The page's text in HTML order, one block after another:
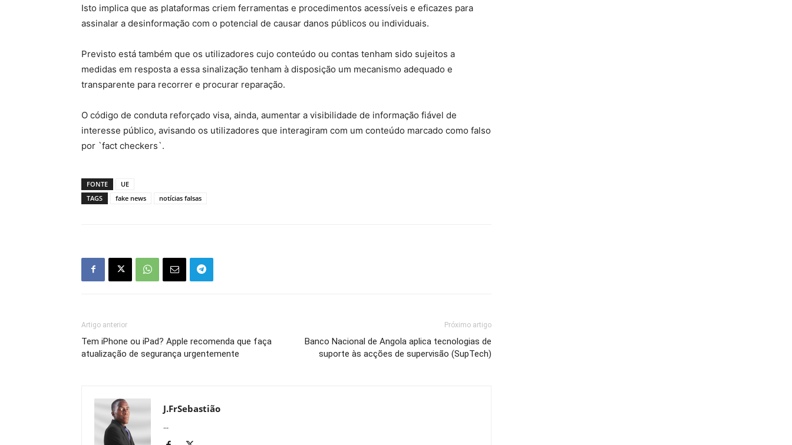
Isto implica que as plataformas criem ferramentas e procedimentos acessíveis e eficazes para
assinalar a desinformação com o potencial de causar danos públicos ou individuais.
Previsto está também que os utilizadores cujo conteúdo ou contas tenham sido sujeitos a
medidas em resposta a essa sinalização tenham à disposição um mecanismo adequado e
transparente para recorrer e procurar reparação.
O código de conduta reforçado visa, ainda, aumentar a visibilidade de informação fiável de
interesse público, avisando os utilizadores que interagiram com um conteúdo marcado como falso
por `fact checkers`.
FONTE
UE
TAGS
fake news notícias falsas
Artigo anterior
Tem iPhone ou iPad? Apple recomenda que faça
atualização de segurança urgentemente
Próximo artigo
Banco Nacional de Angola aplica tecnologias de
suporte às acções de supervisão (SupTech)
J.FrSebastião
...